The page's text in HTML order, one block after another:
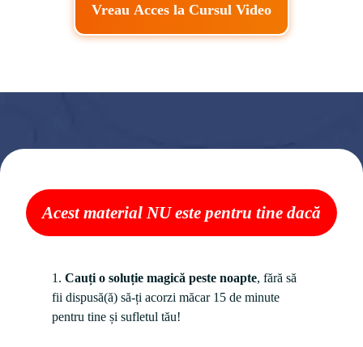
Vreau Acces la Cursul Video
Acest material NU este pentru tine dacă
1. Cauți o soluție magică peste noapte, fără să
fii dispusă(ă) să-ți acorzi măcar 15 de minute
pentru tine și sufletul tău!